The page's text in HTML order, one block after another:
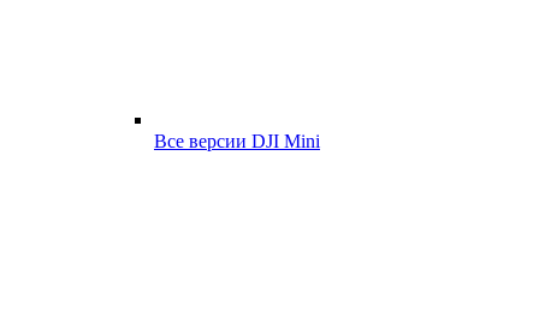
Все версии DJI Mini